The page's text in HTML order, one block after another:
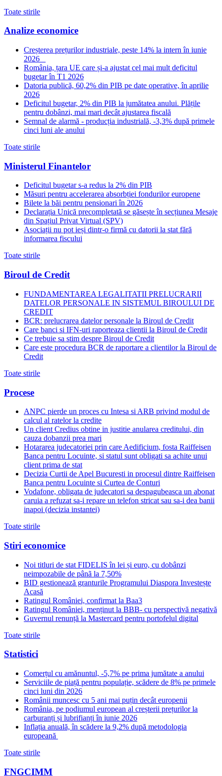
Toate stirile
Analize economice
Creșterea prețurilor industriale, peste 14% la intern în iunie
2026
România, țara UE care și-a ajustat cel mai mult deficitul
bugetar în T1 2026
Datoria publică, 60,2% din PIB pe date operative, în aprilie
2026
Deficitul bugetar, 2% din PIB la jumătatea anului. Plățile
pentru dobânzi, mai mari decât ajustarea fiscală
Semnal de alarmă - producția industrială, -3,3% după primele
cinci luni ale anului
Toate stirile
Ministerul Finantelor
Deficitul bugetar s-a redus la 2% din PIB
Măsuri pentru accelerarea absorbției fondurilor europene
Bilete la băi pentru pensionari în 2026
Declarația Unică precompletată se găsește în secțiunea Mesaje
din Spațiul Privat Virtual (SPV)
Asociații nu pot ieși dintr-o firmă cu datorii la stat fără
informarea fiscului
Toate stirile
Biroul de Credit
FUNDAMENTAREA LEGALITATII PRELUCRARII
DATELOR PERSONALE IN SISTEMUL BIROULUI DE
CREDIT
BCR: prelucrarea datelor personale la Biroul de Credit
Care banci si IFN-uri raporteaza clientii la Biroul de Credit
Ce trebuie sa stim despre Biroul de Credit
Care este procedura BCR de raportare a clientilor la Biroul de
Credit
Toate stirile
Procese
ANPC pierde un proces cu Intesa si ARB privind modul de
calcul al ratelor la credite
Un client Credius obtine in justitie anularea creditului, din
cauza dobanzii prea mari
Hotararea judecatoriei prin care Aedificium, fosta Raiffeisen
Banca pentru Locuinte, si statul sunt obligati sa achite unui
client prima de stat
Decizia Curtii de Apel Bucuresti in procesul dintre Raiffeisen
Banca pentru Locuinte si Curtea de Conturi
Vodafone, obligata de judecatori sa despagubeasca un abonat
caruia a refuzat sa-i repare un telefon stricat sau sa-i dea banii
inapoi (decizia instantei)
Toate stirile
Stiri economice
Noi titluri de stat FIDELIS în lei și euro, cu dobânzi
neimpozabile de pânã la 7,50%
BID gestionează granturile Programului Diaspora Investește
Acasă
Ratingul României, confirmat la Baa3
Ratingul României, menținut la BBB- cu perspectivă negativă
Guvernul renunță la Mastercard pentru portofelul digital
Toate stirile
Statistici
Comerțul cu amănuntul, -5,7% pe prima jumătate a anului
Serviciile de piață pentru populație, scădere de 8% pe primele
cinci luni din 2026
Românii muncesc cu 5 ani mai puțin decât europenii
România, pe podiumul european al creșterii prețurilor la
carburanți și lubrifianți în iunie 2026
Inflația anuală, în scădere la 9,2% după metodologia
europeană
Toate stirile
FNGCIMM